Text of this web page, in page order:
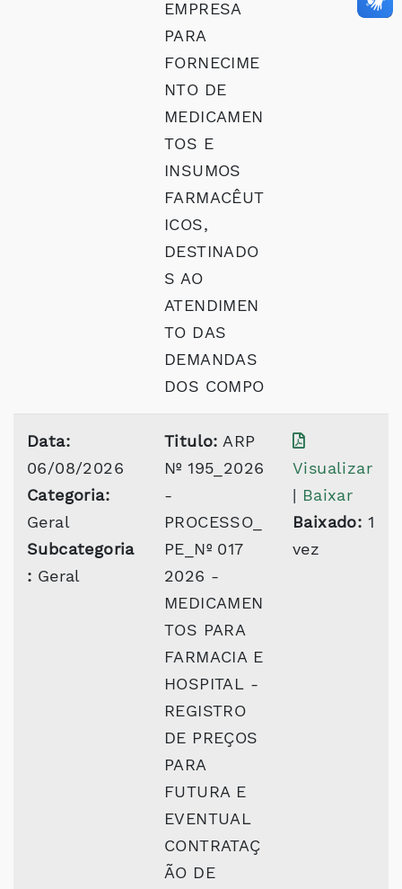
EMPRESA
PARA
FORNECIME
NTO DE
MEDICAMEN
TOS E
INSUMOS
FARMACÊUT
ICOS,
DESTINADO
S AO
ATENDIMEN
TO DAS
DEMANDAS
DOS COMPO
Data:
06/08/2026
Categoria:
Geral
Subcategoria
: Geral
Titulo: ARP
Nº 195_2026
-
PROCESSO_
PE_Nº 017
2026 -
MEDICAMEN
TOS PARA
FARMACIA E
HOSPITAL -
REGISTRO
DE PREÇOS
PARA
FUTURA E
EVENTUAL
CONTRATAÇ
ÃO DE
Visualizar
| Baixar
Baixado: 1
vez